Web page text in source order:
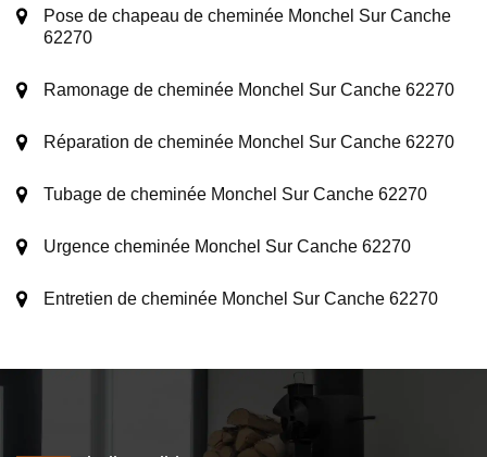
Pose de chapeau de cheminée Monchel Sur Canche
62270
Ramonage de cheminée Monchel Sur Canche 62270
Réparation de cheminée Monchel Sur Canche 62270
Tubage de cheminée Monchel Sur Canche 62270
Urgence cheminée Monchel Sur Canche 62270
Entretien de cheminée Monchel Sur Canche 62270